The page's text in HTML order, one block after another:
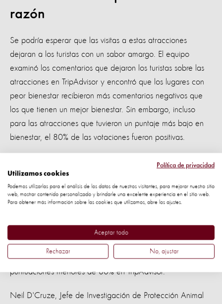
razón
Se podría esperar que las visitas a estas atracciones
dejaran a los turistas con un sabor amargo. El equipo
examinó los comentarios que dejaron los turistas sobre las
atracciones en TripAdvisor y encontró que los lugares con
peor bienestar recibieron más comentarios negativos que
los que tienen un mejor bienestar. Sin embargo, incluso
para las atracciones que tuvieron un puntaje más bajo en
bienestar, el 80% de las votaciones fueron positivas.
David Macdonald, director de WildCRU, dijo: "¡Qué triste
es que los turistas a menudo se ven atraídos por este tipo
de atracciones con buenas intenciones hacia los animales,
pero al apoyar estos lugares se mantienen a los animales
". Esta situación podría ser rectificada por una regulación
más estricta, una mejor aplicación y siguiendo nuestra regla
de oro: evitar cualquier atracción de fauna con
puntuaciones menores de 80% en TripAdvisor."
Neil D'Cruze, Jefe de Investigación de Protección Animal
Política de privacidad
Utilizamos cookies
Podemos utilizarlas para el análisis de los datos de nuestros visitantes, para mejorar nuestro sitio
web, mostrar contenido personalizado y brindarle una excelente experiencia en el sitio web.
Para obtener más información sobre las cookies que utilizamos, abre los ajustes.
Aceptar todo
Rechazar No, ajustar